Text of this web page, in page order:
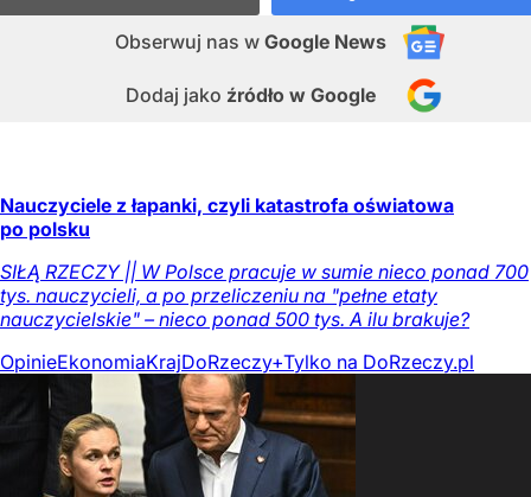
Obserwuj nas w Google News
Dodaj jako źródło w Google
Nauczyciele z łapanki, czyli katastrofa oświatowa
po polsku
SIŁĄ RZECZY || W Polsce pracuje w sumie nieco ponad 700
tys. nauczycieli, a po przeliczeniu na "pełne etaty
nauczycielskie" – nieco ponad 500 tys. A ilu brakuje?
OpinieEkonomiaKrajDoRzeczy+Tylko na DoRzeczy.pl